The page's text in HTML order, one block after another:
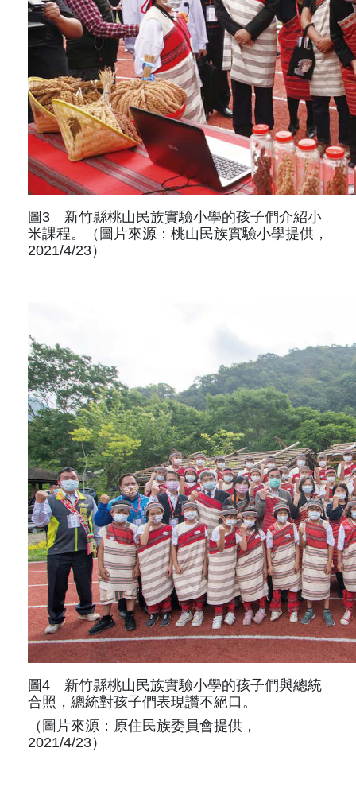
圖3 新竹縣桃山民族實驗小學的孩子們介紹小
米課程。（圖片來源：桃山民族實驗小學提供，
2021/4/23）
圖4 新竹縣桃山民族實驗小學的孩子們與總統
合照，總統對孩子們表現讚不絕口。
（圖片來源：原住民族委員會提供，
2021/4/23）